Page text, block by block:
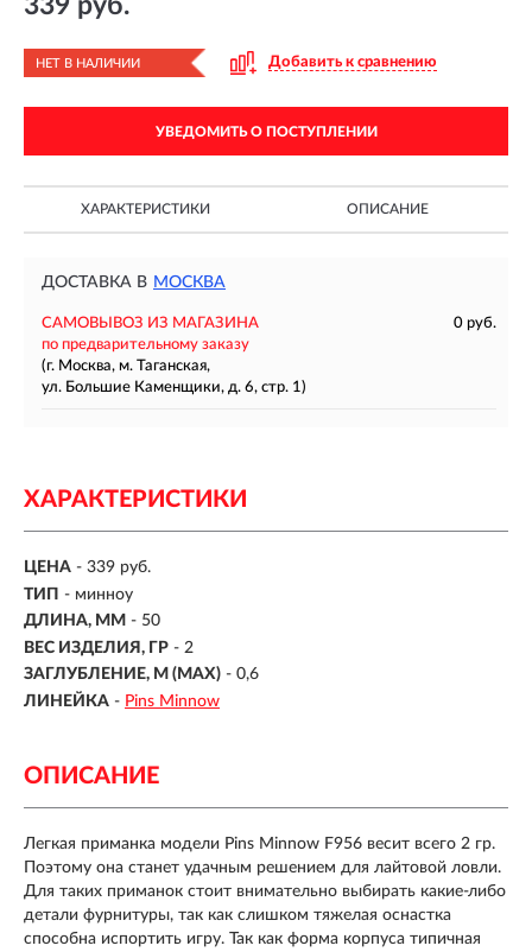
НЕТ В НАЛИЧИИ Добавить к сравнению
УВЕДОМИТЬ О ПОСТУПЛЕНИИ
ХАРАКТЕРИСТИКИ ОПИСАНИЕ
ДОСТАВКА В МОСКВА
САМОВЫВОЗ ИЗ МАГАЗИНА
0 руб.
по предварительному заказу
(г. Москва, м. Таганская,
ул. Большие Каменщики, д. 6, стр. 1)
ХАРАКТЕРИСТИКИ
ЦЕНА - 339 руб.
ТИП - минноу
ДЛИНА, ММ - 50
ВЕС ИЗДЕЛИЯ, ГР - 2
ЗАГЛУБЛЕНИЕ, М (MAX) - 0,6
ЛИНЕЙКА - Pins Minnow
ОПИСАНИЕ
Легкая приманка модели Pins Minnow F956 весит всего 2 гр.
Поэтому она станет удачным решением для лайтовой ловли.
Для таких приманок стоит внимательно выбирать какие-либо
детали фурнитуры, так как слишком тяжелая оснастка
способна испортить игру. Так как форма корпуса типичная